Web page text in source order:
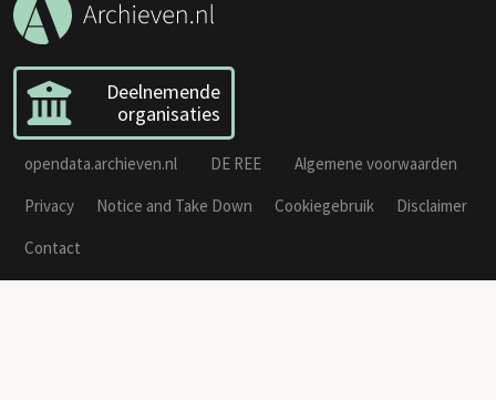
Deelnemende
organisaties
opendata.archieven.nl DE REE
Algemene voorwaarden
Privacy
Notice and Take Down Cookiegebruik
Disclaimer
Contact